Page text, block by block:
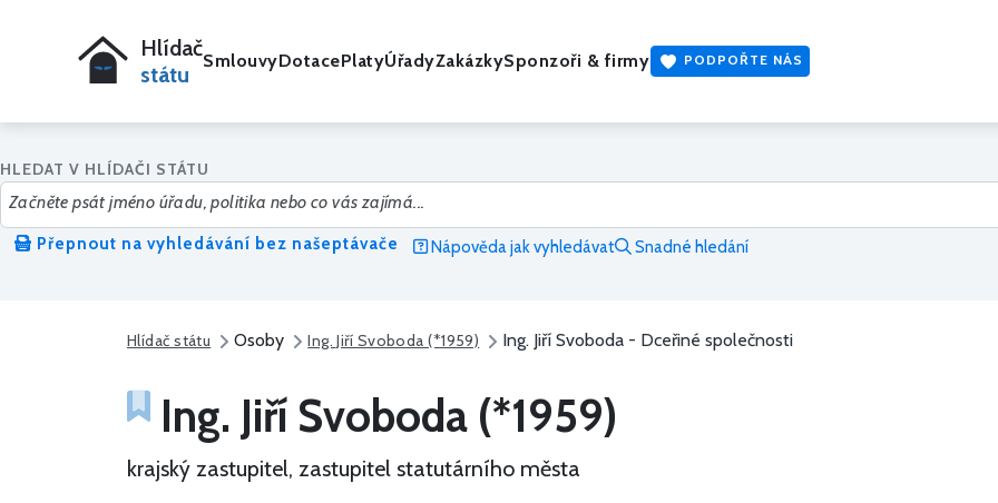
Hlídač
státu
SmlouvyDotacePlatyÚřadyZakázkySponzoři & firmy PODPOŘTE NÁS
HLEDAT V HLÍDAČI STÁTU
Přepnout na vyhledávání bez našeptávače
Nápověda jak vyhledávat Snadné hledání
Hlídač státu Osoby Ing. Jiří Svoboda (*1959) Ing. Jiří Svoboda - Dceřiné společnosti
Ing. Jiří Svoboda (*1959)
krajský zastupitel, zastupitel statutárního města